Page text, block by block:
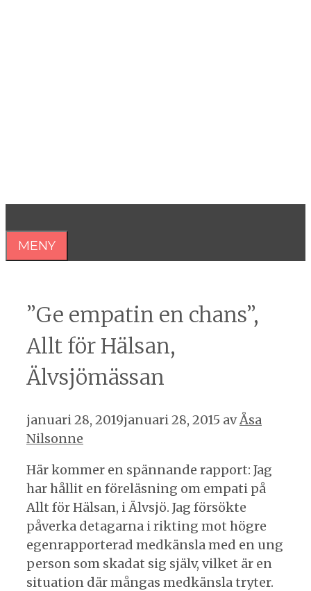
MENY
”Ge empatin en chans”,
Allt för Hälsan,
Älvsjömässan
januari 28, 2019januari 28, 2015 avÅsa
Nilsonne
Här kommer en spännande rapport: Jag
har hållit en föreläsning om empati på
Allt för Hälsan, i Älvsjö. Jag försökte
påverka detagarna i rikting mot högre
egenrapporterad medkänsla med en ung
person som skadat sig själv, vilket är en
situation där mångas medkänsla tryter.